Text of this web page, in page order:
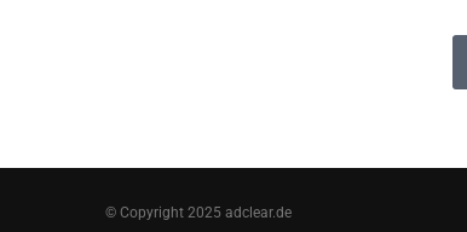
© Copyright 2025 adclear.de